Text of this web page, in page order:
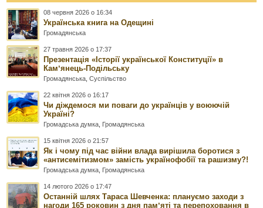
08 червня 2026 о 16:34
Українська книга на Одещині
Громадянська
27 травня 2026 о 17:37
Презентація «Історії української Конституції» в
Камʼянець-Подільську
Громадянська ,Суспільство
22 квітня 2026 о 16:17
Чи діждемося ми поваги до українців у воюючій
Україні?
Громадська думка Громадянська
15 квітня 2026 о 21:57
Як і чому під час війни влада вирішила боротися з
«антисемітизмом» замість українофобії та рашизму?!
Громадська думка Громадянська
14 лютого 2026 о 17:47
Останній шлях Тараса Шевченка: плануємо заходи з
нагоди 165 роковин з дня памʼяті та перепоховання в